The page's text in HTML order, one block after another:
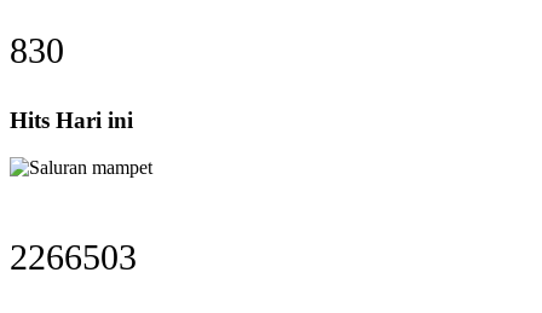
830
Hits Hari ini
2266503